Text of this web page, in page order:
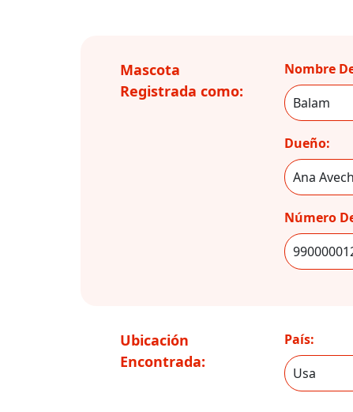
Mascota
Registrada como:
Nombre
Dueño:
Número
Ubicación
Encontrada:
País: